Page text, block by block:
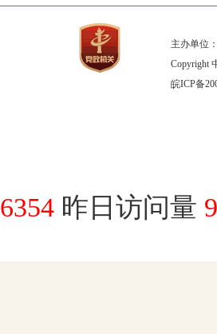
主办单位
Copyright
皖ICP备
6354昨日访问量